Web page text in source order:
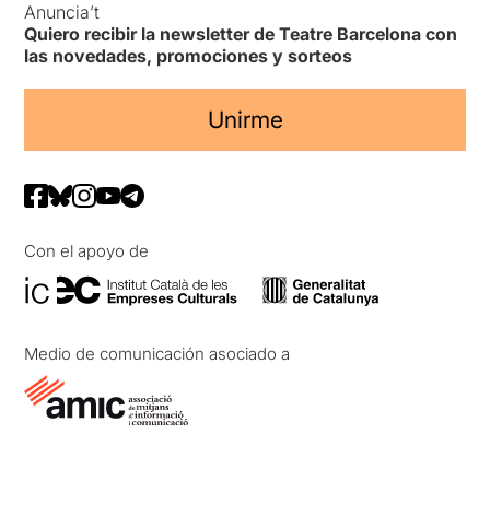
Anuncia’t
Quiero recibir la newsletter de Teatre Barcelona con
las novedades, promociones y sorteos
Unirme
Con el apoyo de
Medio de comunicación asociado a